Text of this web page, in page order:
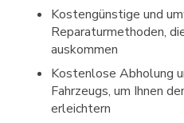
Kostengünstige und
Reparaturmethoden,
auskommen
Kostenlose Abholung
Fahrzeugs, um Ihnen
erleichtern